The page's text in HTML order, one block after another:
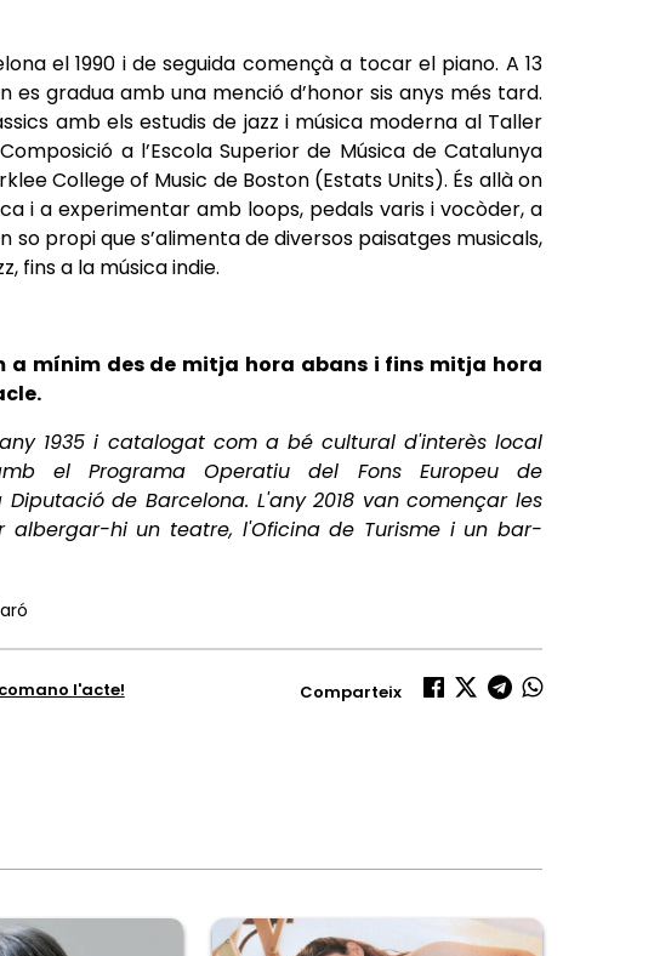
el 1990 i de seguida començà a tocar el piano. A 13
es gradua amb una menció d’honor sis anys més tard.
amb els estudis de jazz i música moderna al Taller
a l’Escola Superior de Música de Catalunya
College of Music de Boston (Estats Units). És allà on
i a experimentar amb loops, pedals varis i vocòder, a
so propi que s’alimenta de diversos paisatges musicals,
fins a la música indie.
a mínim des de mitja hora abans i fins mitja hora
1935 i catalogat com a bé cultural d'interès local
el Programa Operatiu del Fons Europeu de
Diputació de Barcelona. L'any 2018 van començar les
hi un teatre, l'Oficina de Turisme i un bar-
l'acte! Comparteix